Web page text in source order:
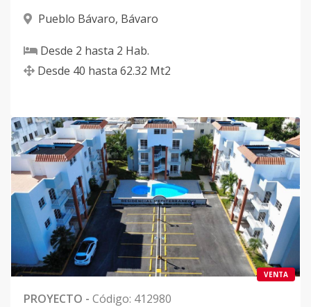
Pueblo Bávaro, Bávaro
Desde 2 hasta 2 Hab.
Desde 40 hasta 62.32 Mt2
VENTA
PROYECTO - Código: 412980